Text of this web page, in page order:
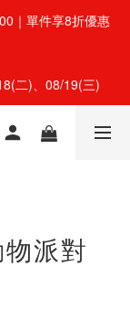
｜單件享8折優惠
二)、08/19(三)
派對